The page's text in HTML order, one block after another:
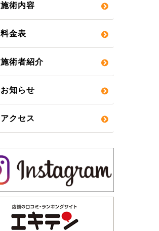
施術内容
料金表
施術者紹介
お知らせ
アクセス